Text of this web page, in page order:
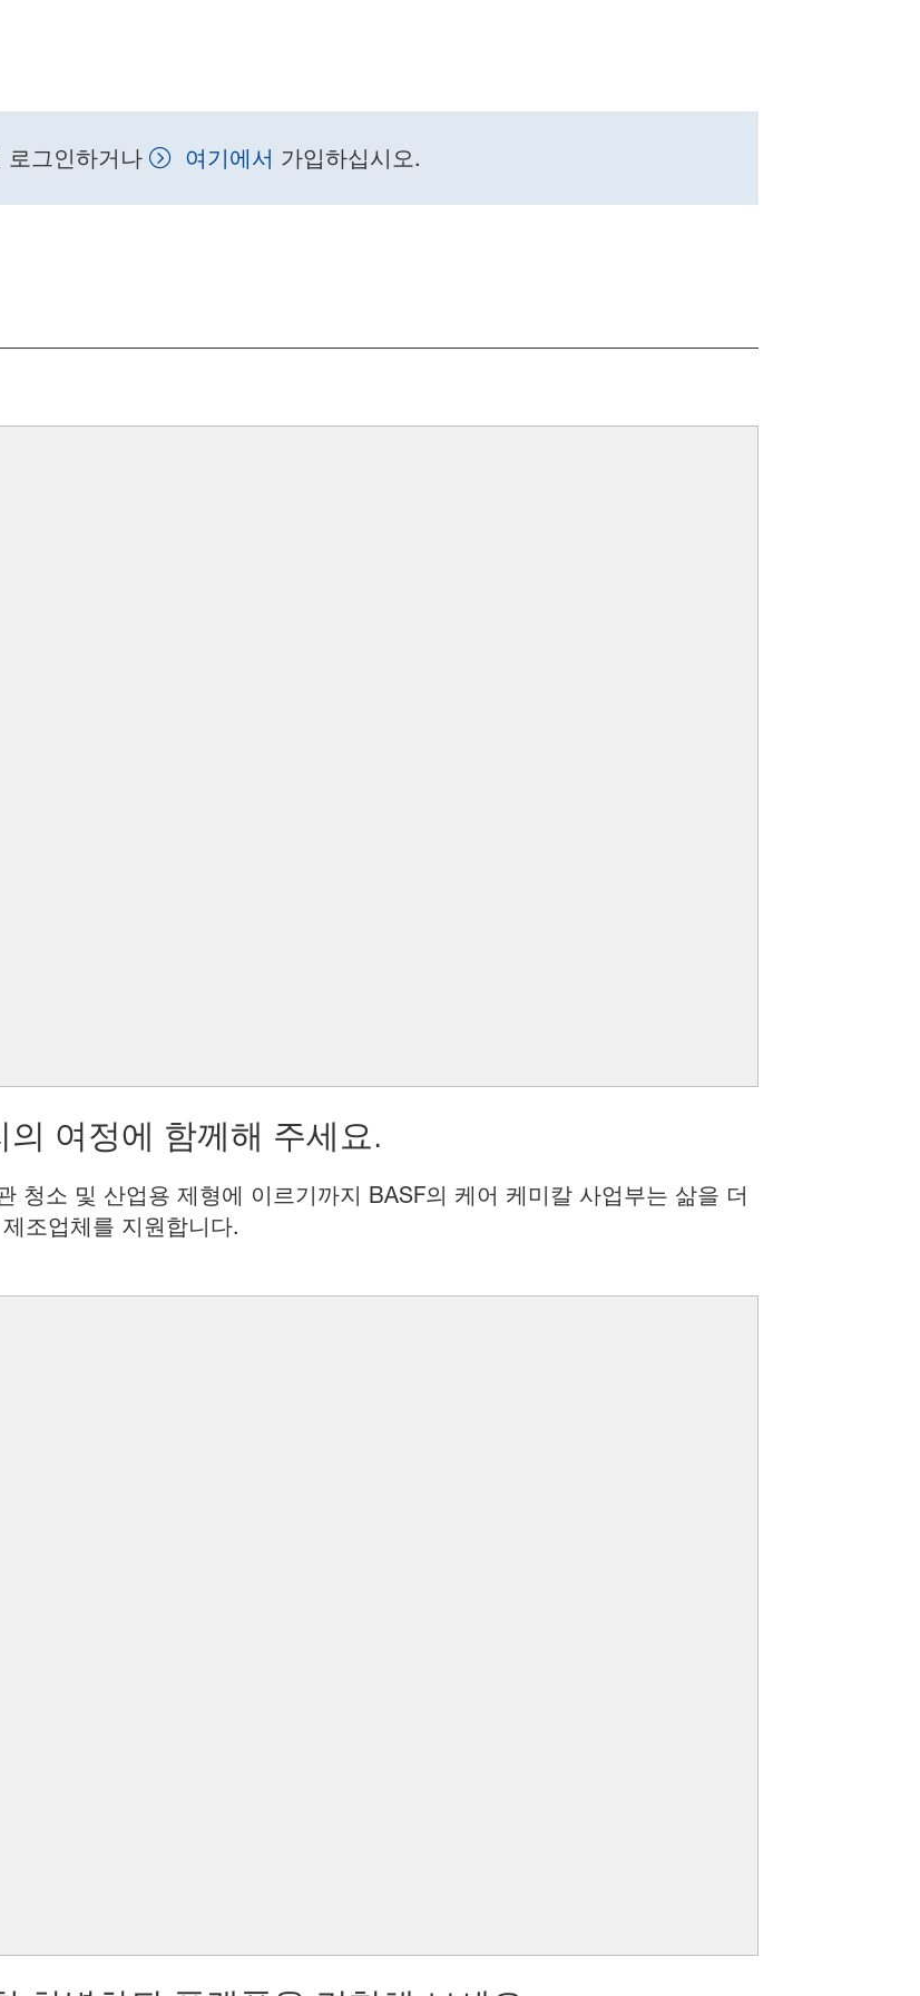
로그인하거나 여기에서 가입하십시오.
여정에 함께해 주세요.
청소 및 산업용 제형에 이르기까지 BASF의 케어 케미칼 사업부는 삶을 더
조업체를 지원합니다.